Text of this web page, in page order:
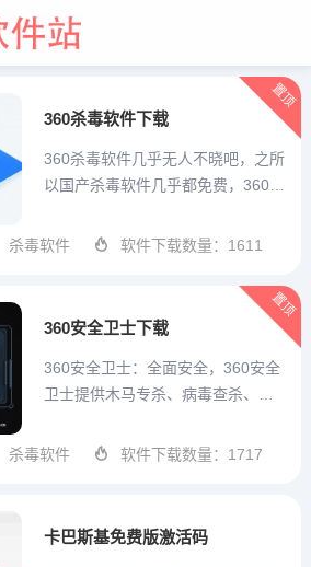
360杀毒软件下载
360杀毒软件几乎无人不晓吧，之所
以国产杀毒软件几乎都免费，360杀
自诞生之日起，就免费，完全免
杀毒软件官方正式...
杀毒软件 软件下载数量：1611
置顶
360安全卫士下载
360安全卫士：全面安全，360安全
卫士提供木马专杀、病毒查杀、系
护、剪贴板病毒、垃圾清理、文件
理、互联网金融。 最新下载地...
杀毒软件 软件下载数量：1717
置顶
卡巴斯基免费版激活码